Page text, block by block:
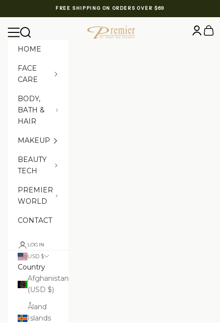
FREE SHIPPING ON ORDERS OVER $69
Premier Dead Sea International Website
Navigation menu
Search Login
Cart
HOME
FACE
CARE
BODY,
BATH &
HAIR
MAKEUP
BEAUTY
TECH
PREMIER
WORLD
CONTACT
LOGIN
USD $
Country
Afghanistan
(USD $)
Åland
Islands